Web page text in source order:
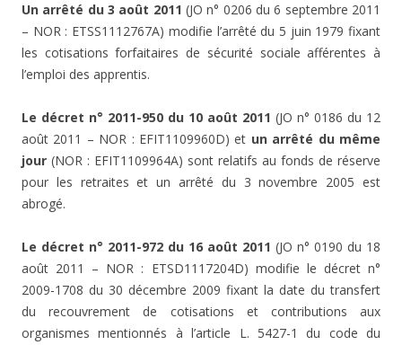
Un arrêté du 3 août 2011 (JO n° 0206 du 6 septembre 2011
– NOR : ETSS1112767A) modifie l’arrêté du 5 juin 1979 fixant
les cotisations forfaitaires de sécurité sociale afférentes à
l’emploi des apprentis.
Le décret n° 2011-950 du 10 août 2011 (JO n° 0186 du 12
août 2011 – NOR : EFIT1109960D) et un arrêté du même
jour (NOR : EFIT1109964A) sont relatifs au fonds de réserve
pour les retraites et un arrêté du 3 novembre 2005 est
abrogé.
Le décret n° 2011-972 du 16 août 2011 (JO n° 0190 du 18
août 2011 – NOR : ETSD1117204D) modifie le décret n°
2009-1708 du 30 décembre 2009 fixant la date du transfert
du recouvrement de cotisations et contributions aux
organismes mentionnés à l’article L. 5427-1 du code du